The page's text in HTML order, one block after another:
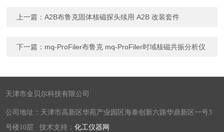
上一篇：A2B布鲁克固体核磁探头续用 A2B 改装套件
下一篇： mq-ProFiler布鲁克 mq-ProFiler时域核磁共振分析仪
天津市金贝尔科技有限公司
公司地址：天津市高新区华苑产业园区海泰创新六路华鼎新区一号3
号楼10层 技术支持：化工仪器网